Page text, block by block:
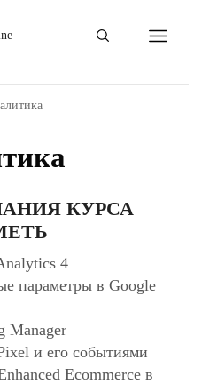
КУРСА
4
параметры в Google
Manager
и его событиями
Ecommerce в